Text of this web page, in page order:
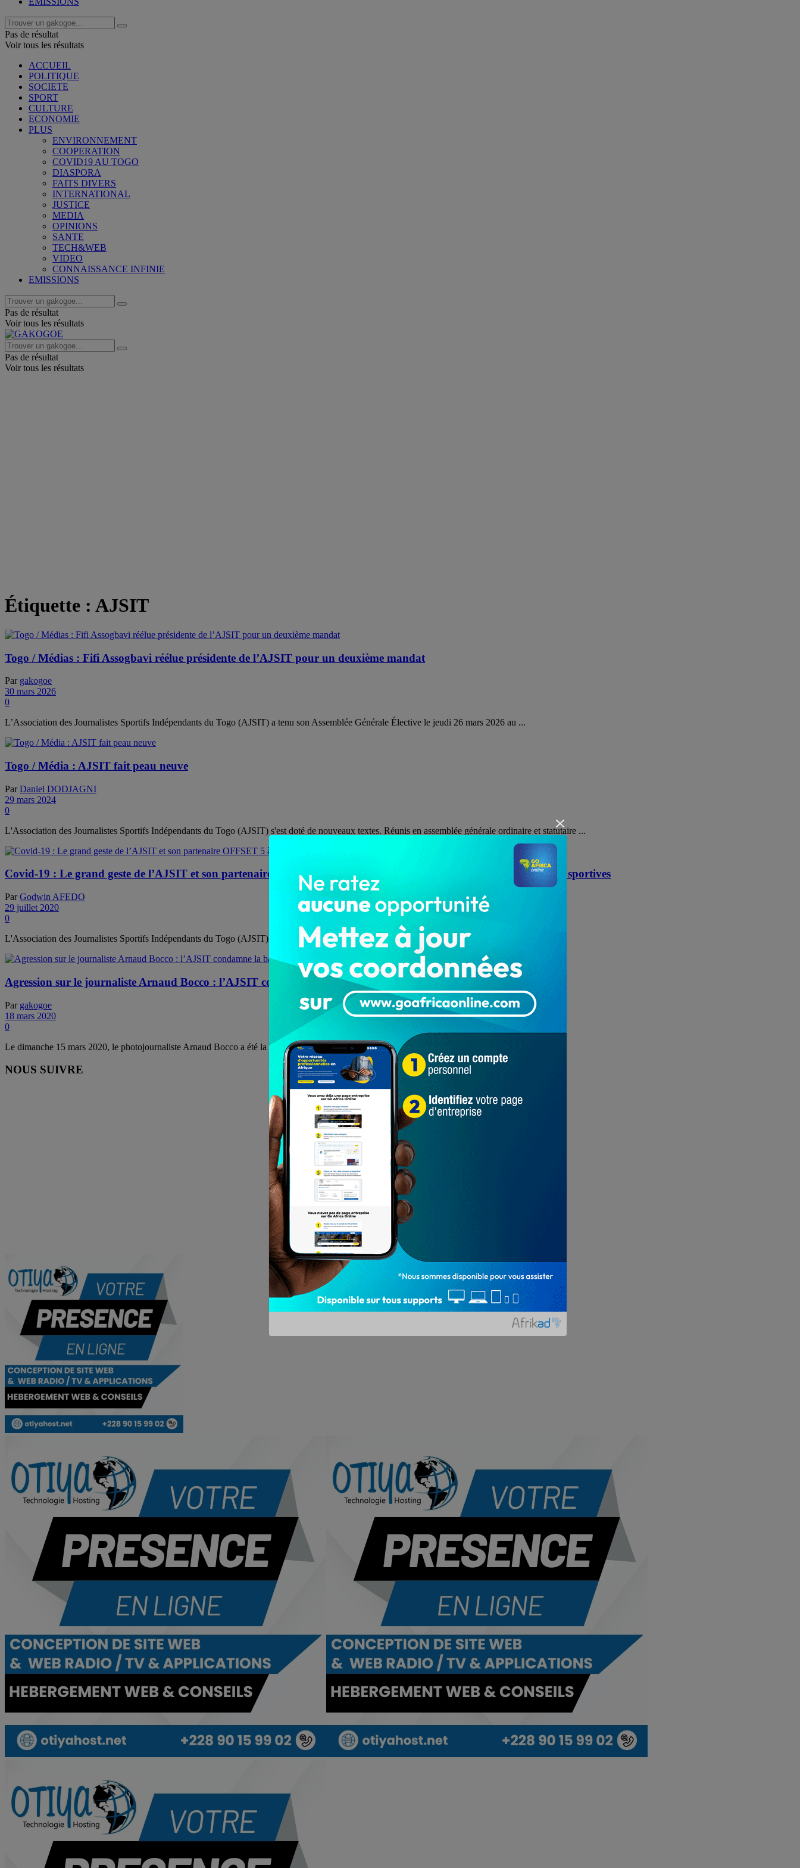
Pas de résultat
Voir tous les résultats
ACCUEIL
POLITIQUE
SOCIETE
SPORT
CULTURE
ECONOMIE
PLUS
ENVIRONNEMENT
COOPERATION
COVID19 AU TOGO
DIASPORA
FAITS DIVERS
INTERNATIONAL
JUSTICE
MEDIA
OPINIONS
SANTE
TECH&WEB
VIDEO
CONNAISSANCE INFINIE
EMISSIONS
Pas de résultat
Voir tous les résultats
Pas de résultat
Voir tous les résultats
Étiquette : AJSIT
Togo / Médias : Fifi Assogbavi réélue présidente de l’AJSIT pour un deuxième mandat
Par gakogoe
30 mars 2026
0
L’Association des Journalistes Sportifs Indépendants du Togo (AJSIT) a tenu son Assemblée Générale Élective le jeudi 26 mars 2026 au ...
Togo / Média : AJSIT fait peau neuve
Par Daniel DODJAGNI
29 mars 2024
0
L'Association des Journalistes Sportifs Indépendants du Togo (AJSIT) s'est doté de nouveaux textes. Réunis en assemblée générale ordinaire et statutaire ...
Covid-19 : Le grand geste de l’AJSIT et son partenaire OFFSET 5 à l’endroit de ses membres et d’autres structures sportives
Par Godwin AFEDO
29 juillet 2020
0
L'Association des Journalistes Sportifs Indépendants du Togo (AJSIT) a apporté mardi 28 juillet 2020, une assistance à ses membres ainsi ...
Agression sur le journaliste Arnaud Bocco : l’AJSIT condamne la barbarie
Par gakogoe
18 mars 2020
0
Le dimanche 15 mars 2020, le photojournaliste Arnaud Bocco a été la cible des actes de violence perpétrés par certains ...
NOUS SUIVRE